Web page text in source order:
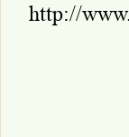
http://